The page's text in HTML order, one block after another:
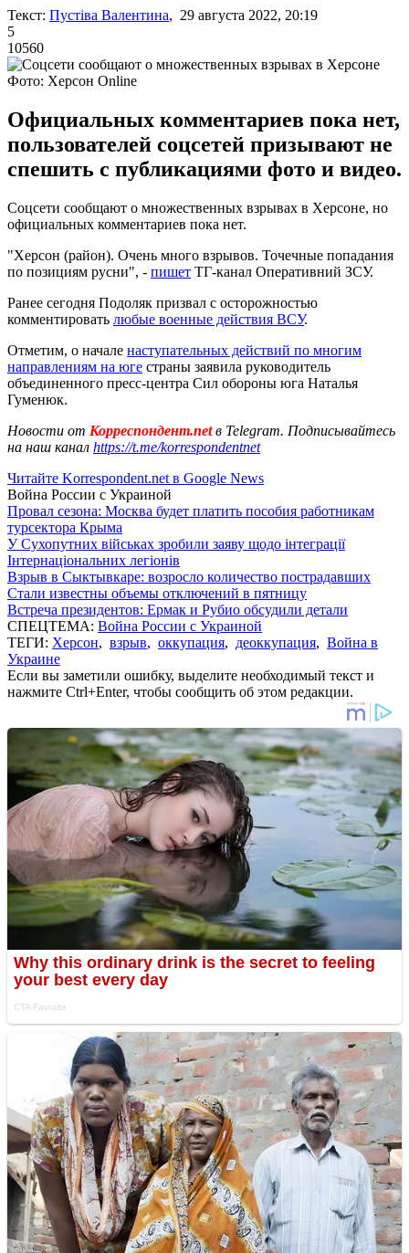
Текст: Пустіва Валентина, 29 августа 2022, 20:19
5
10560
Фото: Херсон Online
Официальных комментариев пока нет,
пользователей соцсетей призывают не
спешить с публикациями фото и видео.
Соцсети сообщают о множественных взрывах в Херсоне, но
официальных комментариев пока нет.
"Херсон (район). Очень много взрывов. Точечные попадания
по позициям русни", - пишет ТГ-канал Оперативний ЗСУ.
Ранее сегодня Подоляк призвал с осторожностью
комментировать любые военные действия ВСУ.
Отметим, о начале наступательных действий по многим
направлениям на юге страны заявила руководитель
объединенного пресс-центра Сил обороны юга Наталья
Гуменюк.
Новости от Корреспондент.netв Telegram. Подписывайтесь
на наш канал https://t.me/korrespondentnet
Читайте Korrespondent.net в Google News
Война России с Украиной
Провал сезона: Москва будет платить пособия работникам
турсектора Крыма
У Сухопутних військах зробили заяву щодо інтеграції
Інтернаціональних легіонів
Взрыв в Сыктывкаре: возросло количество пострадавших
Стали известны объемы отключений в пятницу
Встреча президентов: Ермак и Рубио обсудили детали
СПЕЦТЕМА: Война России с Украиной
ТЕГИ: Херсон, взрыв, оккупация, деоккупация, Война в
Украине
Если вы заметили ошибку, выделите необходимый текст и
нажмите Ctrl+Enter, чтобы сообщить об этом редакции.